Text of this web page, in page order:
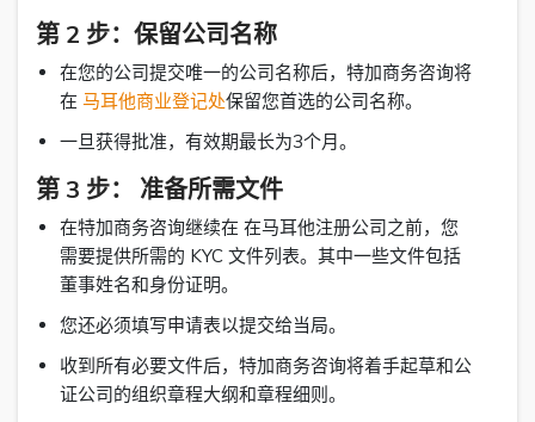
第 2 步：保留公司名称
在您的公司提交唯一的公司名称后，特加商务咨询将
在 马耳他商业登记处保留您首选的公司名称。
一旦获得批准，有效期最长为3个月。
第 3 步： 准备所需文件
在特加商务咨询继续在 在马耳他注册公司之前，您
需要提供所需的 KYC 文件列表。其中一些文件包括
董事姓名和身份证明。
您还必须填写申请表以提交给当局。
收到所有必要文件后，特加商务咨询将着手起草和公
证公司的组织章程大纲和章程细则。